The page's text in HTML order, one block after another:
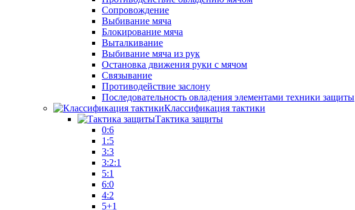
Сопровождение
Выбивание мяча
Блокирование мяча
Выталкивание
Выбивание мяча из рук
Остановка движения руки с мячом
Связывание
Противодействие заслону
Последовательность овладения элементами техники защиты
Классификация тактики
Тактика защиты
0:6
1:5
3:3
3:2:1
5:1
6:0
4:2
5+1